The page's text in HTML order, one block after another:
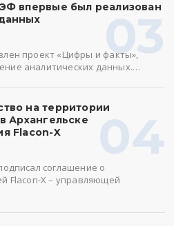
03
впервые был реализован
проект «Цифры и факты»,
аналитических данных.…
04
на территории
Архангельске
Flacon-X
соглашение о
Flacon-X – управляющей